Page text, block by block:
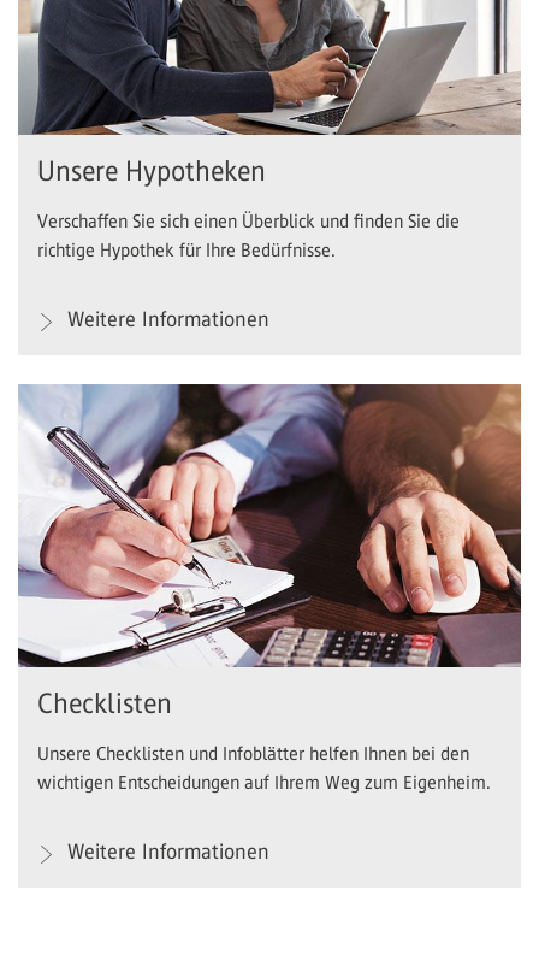
Unsere Hypotheken
Verschaffen Sie sich einen Überblick und finden Sie die
richtige Hypothek für Ihre Bedürfnisse.
Weitere Informationen
Checklisten
Unsere Checklisten und Infoblätter helfen Ihnen bei den
wichtigen Entscheidungen auf Ihrem Weg zum Eigenheim.
Weitere Informationen